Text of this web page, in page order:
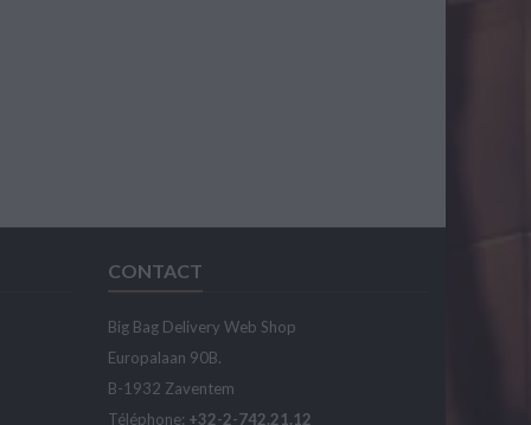
CONTACT
Big Bag Delivery Web Shop
Europalaan 90B.
B-1932 Zaventem
Téléphone: +32-2-742.21.12